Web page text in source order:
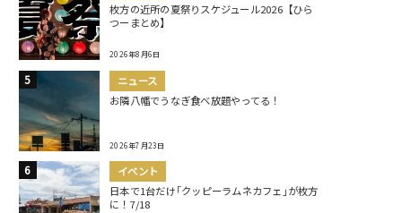
枚方の近所の夏祭りスケジュール2026【ひら
つーまとめ】
2026年8月6日
ニュース
お隣八幡でうなぎ食べ放題やってる！
2026年7月23日
イベント
日本で1台だけ｢クッピーラムネカフェ｣が枚方
に！7/18